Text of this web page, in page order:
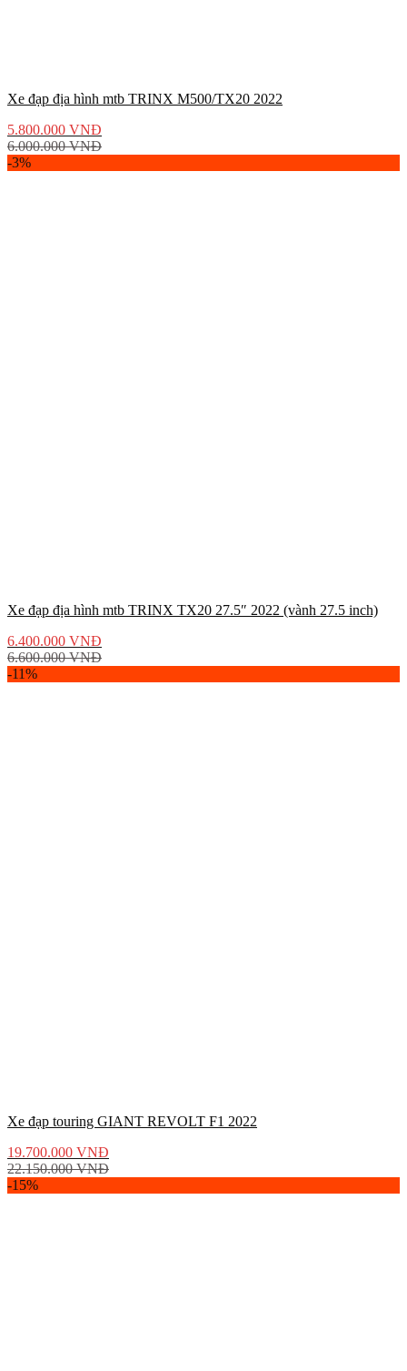
Xe đạp địa hình mtb TRINX M500/TX20 2022
5.800.000 VNĐ
6.000.000VNĐ
-3%
Xe đạp địa hình mtb TRINX TX20 27.5″ 2022 (vành 27.5 inch)
6.400.000 VNĐ
6.600.000VNĐ
-11%
Xe đạp touring GIANT REVOLT F1 2022
19.700.000 VNĐ
22.150.000VNĐ
-15%